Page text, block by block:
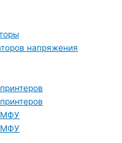
напряжения
МФУ
МФУ